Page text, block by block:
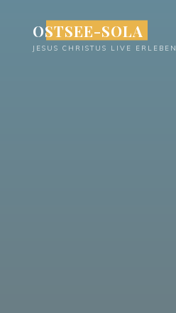
springen
OSTSEE-SOLA
JESUS CHRISTUS LIVE ERLEBEN